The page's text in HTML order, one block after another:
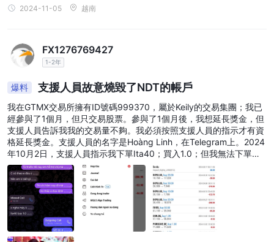
名，包括圖表工具、技術分析功能和通過專家顧問（EA）進行自動
上的靈活性和便利性。
客戶支援
GTMX的客戶支援主要透過電子郵件support@gtmx.com和電話
+6622547228進行。雖然未詳細說明服務反應和支援渠道的具體細
節，但客戶可以通過這些溝通渠道獲得協助。
結論
GTMX提供多樣化的工具和熱門的MetaTrader 5平台，可能吸引新
手和有經驗的交易者。然而，缺乏監管存在風險。在使用未受監管的
經紀人之前，請仔細考慮風險，並優先考慮具有建立的投資者保護規
定的平台。
常見問題
2024-11-05 越南
FX1276769427
1-2年
爆料 支援人員故意燒毀了NDT的帳戶
我在GTMX交易所擁有ID號碼999370，屬於Keily的交易集團；我已
經參與了1個月，但只交易股票。參與了1個月後，我想延長獎金，但
支援人員告訴我我的交易量不夠。我必須按照支援人員的指示才有資
格延長獎金。支援人員的名字是Hoàng Linh，在Telegram上。2024
年10月2日，支援人員指示我下單Ita40；買入1.0；但我無法下單；
然後他們告訴我下單COTTON買入1.0。我問了關於股票的事情。他
們說"是的"；並告訴我買入1股以滿足獎金延長的要求。我下單並損
失了8150美元。我試圖聯繫支援人員，但無法聯繫到他們。當我詢
問團隊領導時，他們沒有回應，副團隊領導告訴我再次聯繫支援人
員，但他們也消失了。我試圖聯繫熱線和交易所的電子郵件，但無法
聯繫到任何人。